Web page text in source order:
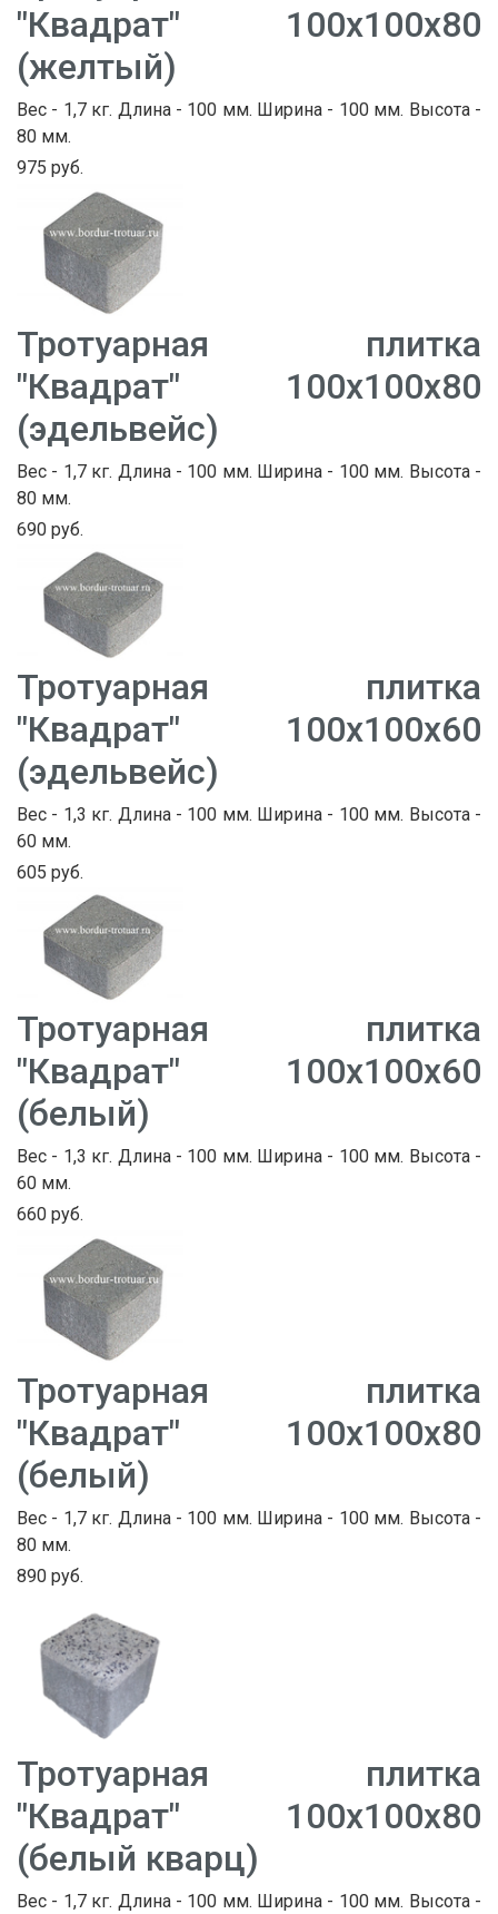
"Квадрат" 100х100х80
(желтый)
Вес - 1,7 кг. Длина - 100 мм. Ширина - 100 мм. Высота -
80 мм.
975 руб.
Тротуарная плитка
"Квадрат" 100х100х80
(эдельвейс)
Вес - 1,7 кг. Длина - 100 мм. Ширина - 100 мм. Высота -
80 мм.
690 руб.
Тротуарная плитка
"Квадрат" 100х100х60
(эдельвейс)
Вес - 1,3 кг. Длина - 100 мм. Ширина - 100 мм. Высота -
60 мм.
605 руб.
Тротуарная плитка
"Квадрат" 100х100х60
(белый)
Вес - 1,3 кг. Длина - 100 мм. Ширина - 100 мм. Высота -
60 мм.
660 руб.
Тротуарная плитка
"Квадрат" 100х100х80
(белый)
Вес - 1,7 кг. Длина - 100 мм. Ширина - 100 мм. Высота -
80 мм.
890 руб.
Тротуарная плитка
"Квадрат" 100х100х80
(белый кварц)
Вес - 1,7 кг. Длина - 100 мм. Ширина - 100 мм. Высота -